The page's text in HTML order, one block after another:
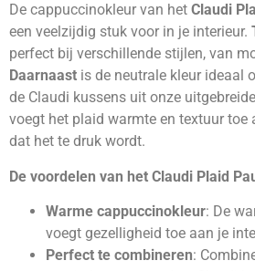
De cappuccinokleur van het Claudi
een veelzijdig stuk voor in je interieur.
perfect bij verschillende stijlen, van
Daarnaast is de neutrale kleur ideaal
de Claudi kussens uit onze
voegt het plaid warmte en textuur toe
dat het te druk wordt.
De voordelen van het Claudi Plaid
Warme cappuccinokleur: De
voegt gezelligheid toe aan je
Perfect te combineren: